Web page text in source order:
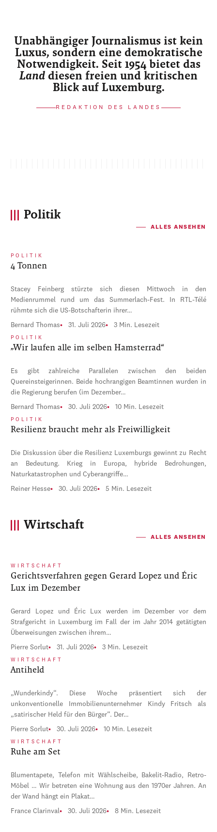
Unabhängiger Journalismus ist kein
Luxus, sondern eine demokratische
Notwendigkeit. Seit 1954 bietet das
Land diesen freien und kritischen
Blick auf Luxemburg.
REDAKTION DES LANDES
Politik
ALLES ANSEHEN
POLITIK
4 Tonnen
Stacey Feinberg stürzte sich diesen Mittwoch in den
Medienrummel rund um das Summerlach-Fest. In RTL-Télé
rühmte sich die US-Botschafterin ihrer…
Bernard Thomas 31. Juli 2026 3 Min. Lesezeit
POLITIK
„Wir laufen alle im selben Hamsterrad“
Es gibt zahlreiche Parallelen zwischen den beiden
Quereinsteigerinnen. Beide hochrangigen Beamtinnen wurden in
die Regierung berufen (im Dezember…
Bernard Thomas 30. Juli 2026 10 Min. Lesezeit
POLITIK
Resilienz braucht mehr als Freiwilligkeit
Die Diskussion über die Resilienz Luxemburgs gewinnt zu Recht
an Bedeutung. Krieg in Europa, hybride Bedrohungen,
Naturkatastrophen und Cyberangriffe…
Reiner Hesse 30. Juli 2026 5 Min. Lesezeit
Wirtschaft
ALLES ANSEHEN
WIRTSCHAFT
Gerichtsverfahren gegen Gerard Lopez und Éric
Lux im Dezember
Gerard Lopez und Éric Lux werden im Dezember vor dem
Strafgericht in Luxemburg im Fall der im Jahr 2014 getätigten
Überweisungen zwischen ihrem…
Pierre Sorlut 31. Juli 2026 3 Min. Lesezeit
WIRTSCHAFT
Antiheld
„Wunderkindy“. Diese Woche präsentiert sich der
unkonventionelle Immobilienunternehmer Kindy Fritsch als
„satirischer Held für den Bürger“. Der…
Pierre Sorlut 30. Juli 2026 10 Min. Lesezeit
WIRTSCHAFT
Ruhe am Set
Blumentapete, Telefon mit Wählscheibe, Bakelit-Radio, Retro-
Möbel … Wir betreten eine Wohnung aus den 1970er Jahren. An
der Wand hängt ein Plakat…
France Clarinval 30. Juli 2026 8 Min. Lesezeit